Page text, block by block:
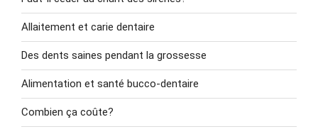
Allaitement et carie dentaire
Des dents saines pendant la grossesse
Alimentation et santé bucco-dentaire
Combien ça coûte?